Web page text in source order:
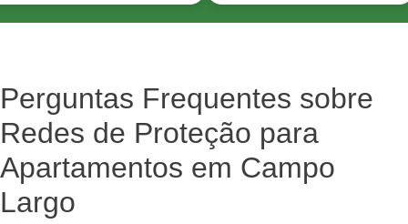
Perguntas Frequentes sobre
Redes de Proteção para
Apartamentos em Campo
Largo